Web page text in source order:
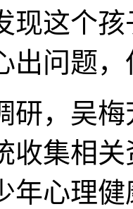
现这个
出问题
，吴梅
收集相
年心理